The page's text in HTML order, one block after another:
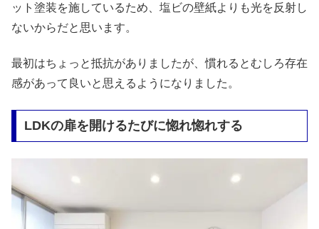
ット塗装を施しているため、塩ビの壁紙よりも光を反射し
ないからだと思います。
最初はちょっと抵抗がありましたが、慣れるとむしろ存在
感があって良いと思えるようになりました。
LDKの扉を開けるたびに惚れ惚れする